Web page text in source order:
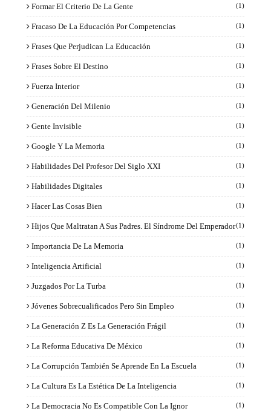
Formar El Criterio De La Gente (1)
Fracaso De La Educación Por Competencias (1)
Frases Que Perjudican La Educación (1)
Frases Sobre El Destino (1)
Fuerza Interior (1)
Generación Del Milenio (1)
Gente Invisible (1)
Google Y La Memoria (1)
Habilidades Del Profesor Del Siglo XXI (1)
Habilidades Digitales (1)
Hacer Las Cosas Bien (1)
Hijos Que Maltratan A Sus Padres. El Síndrome Del Emperador(1)
Importancia De La Memoria (1)
Inteligencia Artificial (1)
Juzgados Por La Turba (1)
Jóvenes Sobrecualificados Pero Sin Empleo (1)
La Generación Z Es La Generación Frágil (1)
La Reforma Educativa De México (1)
La Corrupción También Se Aprende En La Escuela (1)
La Cultura Es La Estética De La Inteligencia (1)
La Democracia No Es Compatible Con La Ignor (1)